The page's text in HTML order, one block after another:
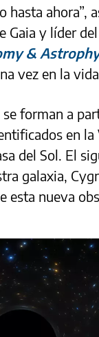
hasta ahora”,
Gaia y líder
&
vez en la
forman a
en la
del Sol. El
galaxia,
esta nueva